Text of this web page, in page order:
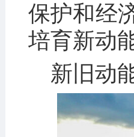
保护和经
培育新动
新旧动